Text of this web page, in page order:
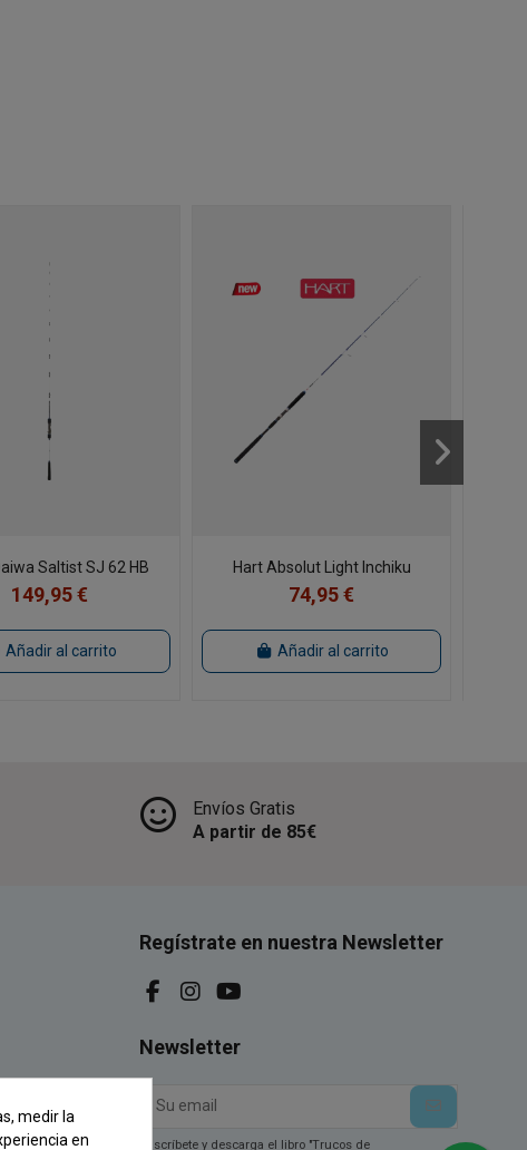
Saltist SJ 62 HB
149,95 €
Añadir al carrito
Hart Absolut Light Inchiku
74,95 €
Añadir al carrito
Envíos Gratis
A partir de 85€
Regístrate en nuestra Newsletter
Newsletter
Suscríbete y descarga el libro "Trucos de
medir la
en